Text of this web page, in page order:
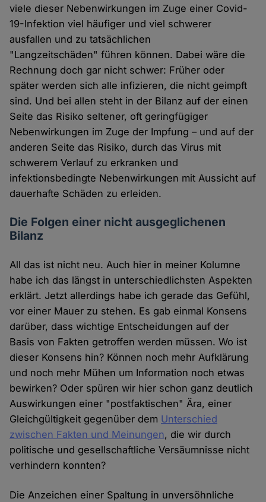
viele dieser Nebenwirkungen im Zuge einer Covid-
19-Infektion viel häufiger und viel schwerer
ausfallen und zu tatsächlichen
"Langzeitschäden" führen können. Dabei wäre die
Rechnung doch gar nicht schwer: Früher oder
später werden sich alle infizieren, die nicht geimpft
sind. Und bei allen steht in der Bilanz auf der einen
Seite das Risiko seltener, oft geringfügiger
Nebenwirkungen im Zuge der Impfung – und auf der
anderen Seite das Risiko, durch das Virus mit
schwerem Verlauf zu erkranken und
infektionsbedingte Nebenwirkungen mit Aussicht auf
dauerhafte Schäden zu erleiden.
Die Folgen einer nicht ausgeglichenen
Bilanz
All das ist nicht neu. Auch hier in meiner Kolumne
habe ich das längst in unterschiedlichsten Aspekten
erklärt. Jetzt allerdings habe ich gerade das Gefühl,
vor einer Mauer zu stehen. Es gab einmal Konsens
darüber, dass wichtige Entscheidungen auf der
Basis von Fakten getroffen werden müssen. Wo ist
dieser Konsens hin? Können noch mehr Aufklärung
und noch mehr Mühen um Information noch etwas
bewirken? Oder spüren wir hier schon ganz deutlich
Auswirkungen einer "postfaktischen" Ära, einer
Gleichgültigkeit gegenüber dem Unterschied
zwischen Fakten und Meinungen, die wir durch
politische und gesellschaftliche Versäumnisse nicht
verhindern konnten?
Die Anzeichen einer Spaltung in unversöhnliche